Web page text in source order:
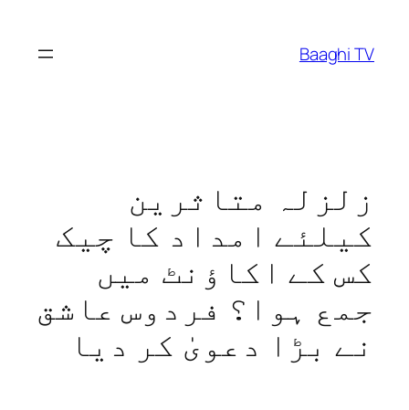
content
Baaghi TV
زلزلہ متاثرین
کیلئے امداد کا چیک
کس کے اکاؤنٹ میں
جمع ہوا؟ فردوس عاشق
نے بڑا دعویٰ کر دیا